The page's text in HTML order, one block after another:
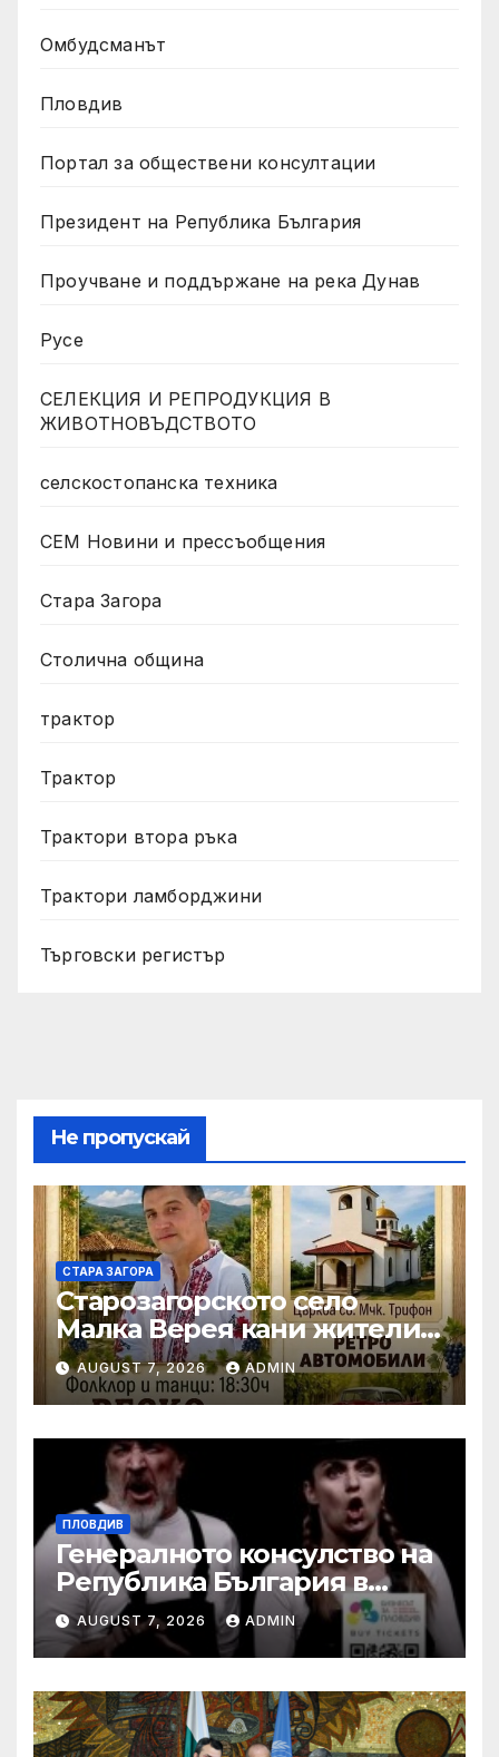
Омбудсманът
Пловдив
Портал за обществени консултации
Президент на Република България
Проучване и поддържане на река Дунав
Русе
СЕЛЕКЦИЯ И РЕПРОДУКЦИЯ В
ЖИВОТНОВЪДСТВОТО
селскостопанска техника
СЕМ Новини и прессъобщения
Стара Загора
Столична община
трактор
Трактор
Трактори втора ръка
Трактори ламборджини
Търговски регистър
Не пропускай
СТАРА ЗАГОРА
Старозагорското село
Малка Верея кани жители
и гости на традиционния
си събор
AUGUST 7, 2026 ADMIN
ПЛОВДИВ
Генералното консулство на
Република България в
Единбург посрещна екипа
на Театър „Хенд“ преди
историческия им дебют на
световния Edinburgh
Festival Fringe
AUGUST 7, 2026 ADMIN